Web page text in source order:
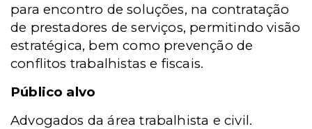
para encontro de soluções, na contratação
de prestadores de serviços, permitindo visão
estratégica, bem como prevenção de
conflitos trabalhistas e fiscais.
Público alvo
Advogados da área trabalhista e civil.